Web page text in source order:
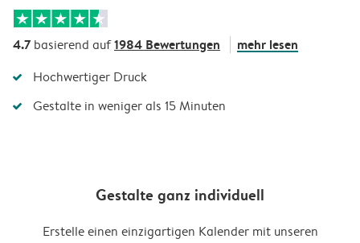
4.7 basierend auf1984 Bewertungen mehr lesen
Hochwertiger Druck
Gestalte in weniger als 15 Minuten
Gestalte ganz individuell
Erstelle einen einzigartigen Kalender mit unseren